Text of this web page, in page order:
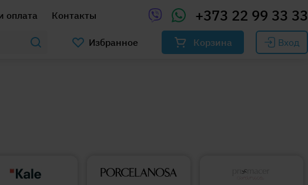
оплата Контакты +373 22 99 33 33
Избранное Корзина Вход